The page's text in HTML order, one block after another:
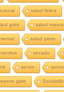
salud felina
gato salud
salud perro
secado
senior
gato